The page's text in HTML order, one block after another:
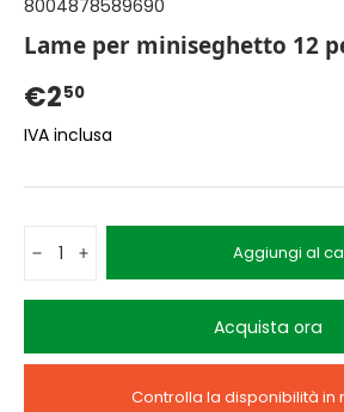
8004878589690
Lame per miniseghetto 12
€250
IVA inclusa
-
+ Aggiungi al
Acquista ora
Controlla la disponibilità in